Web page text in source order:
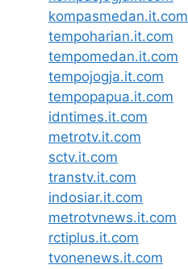
kompasmedan.it.com
tempoharian.it.com
tempomedan.it.com
tempojogja.it.com
tempopapua.it.com
idntimes.it.com
metrotv.it.com
sctv.it.com
transtv.it.com
indosiar.it.com
metrotvnews.it.com
rctiplus.it.com
tvonenews.it.com